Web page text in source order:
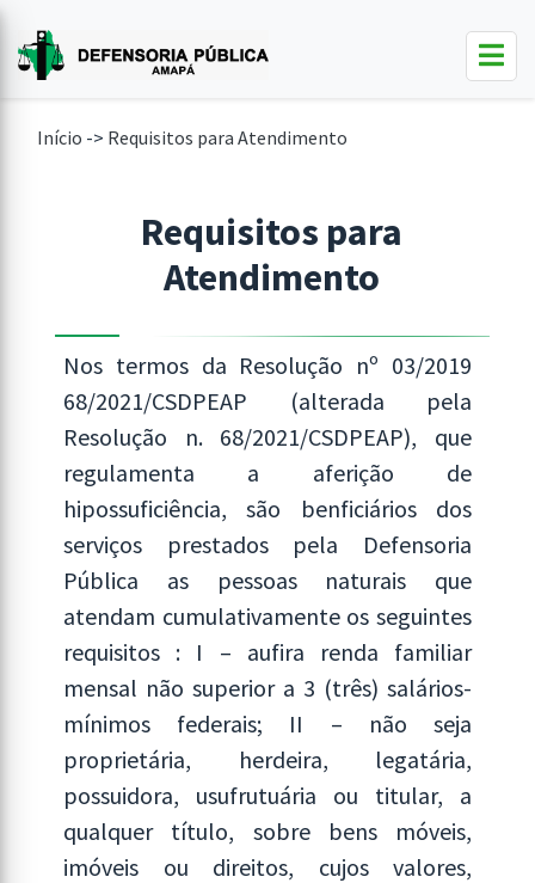
Início -> Requisitos para Atendimento
Requisitos para
Atendimento
Nos termos da Resolução nº 03/2019
68/2021/CSDPEAP (alterada pela
Resolução n. 68/2021/CSDPEAP), que
regulamenta a aferição de
hipossuficiência, são benficiários dos
serviços prestados pela Defensoria
Pública as pessoas naturais que
atendam cumulativamente os seguintes
requisitos : I – aufira renda familiar
mensal não superior a 3 (três) salários-
mínimos federais; II – não seja
proprietária, herdeira, legatária,
possuidora, usufrutuária ou titular, a
qualquer título, sobre bens móveis,
imóveis ou direitos, cujos valores,